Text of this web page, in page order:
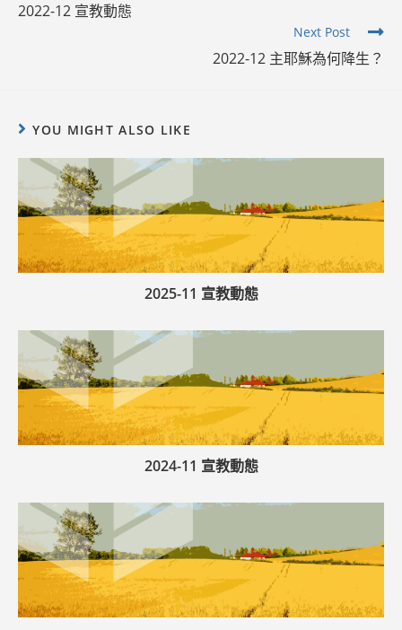
articles
2022-12 宣教動態
Next Post
2022-12 主耶穌為何降生？
YOU MIGHT ALSO LIKE
2025-11 宣教動態
2024-11 宣教動態